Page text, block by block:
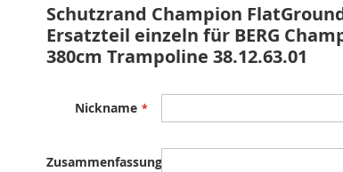
Schutzrand Champion
Ersatzteil einzeln für BERG
380cm Trampoline 38.12.63.01
Nickname
Zusammenfassung